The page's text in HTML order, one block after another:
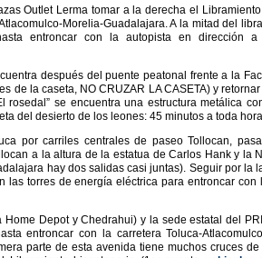
Outlet Lerma tomar a la derecha el
Morelia-Guadalajara. A la mitad del
entroncar con la autopista en dirección a
después del puente peatonal frente a la
de la caseta, NO CRUZAR LA CASETA) y
rosedal” se encuentra una estructura metálica
del desierto de los leones: 45 minutos a toda
por carriles centrales de paseo Tollocan,
a la altura de la estatua de Carlos Hank y la
hay dos salidas casi juntas). Seguir por la
torres de energía eléctrica para entroncar con
Depot y Chedrahui) y la sede estatal del
entroncar con la carretera Toluca-
parte de esta avenida tiene muchos cruces